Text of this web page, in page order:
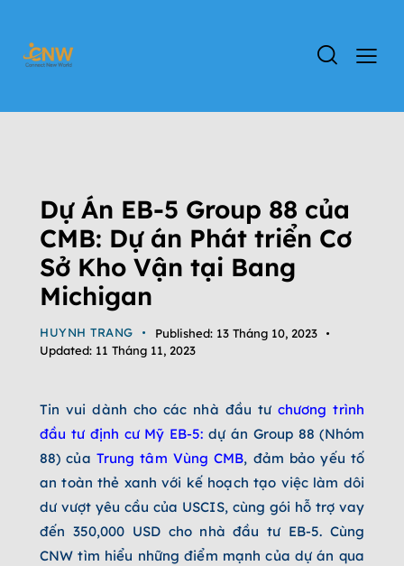
Dự Án EB-5 Group 88 của
CMB: Dự án Phát triển Cơ
Sở Kho Vận tại Bang
Michigan
HUYNH TRANG Published: 13 Tháng 10, 2023
Updated: 11 Tháng 11, 2023
Tin vui dành cho các nhà đầu tư chương trình
đầu tư định cư Mỹ EB-5: dự án Group 88 (Nhóm
88) của Trung tâm Vùng CMB, đảm bảo yếu tố
an toàn thẻ xanh với kế hoạch tạo việc làm dôi
dư vượt yêu cầu của USCIS, cùng gói hỗ trợ vay
đến 350,000 USD cho nhà đầu tư EB-5. Cùng
CNW tìm hiểu những điểm mạnh của dự án qua